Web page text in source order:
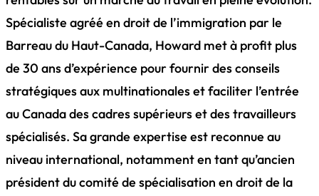
Spécialiste agréé en droit de l’immigration par le
Barreau du Haut-Canada, Howard met à profit plus
de 30 ans d’expérience pour fournir des conseils
stratégiques aux multinationales et faciliter l’entrée
au Canada des cadres supérieurs et des travailleurs
spécialisés. Sa grande expertise est reconnue au
niveau international, notamment en tant qu’ancien
président du comité de spécialisation en droit de la